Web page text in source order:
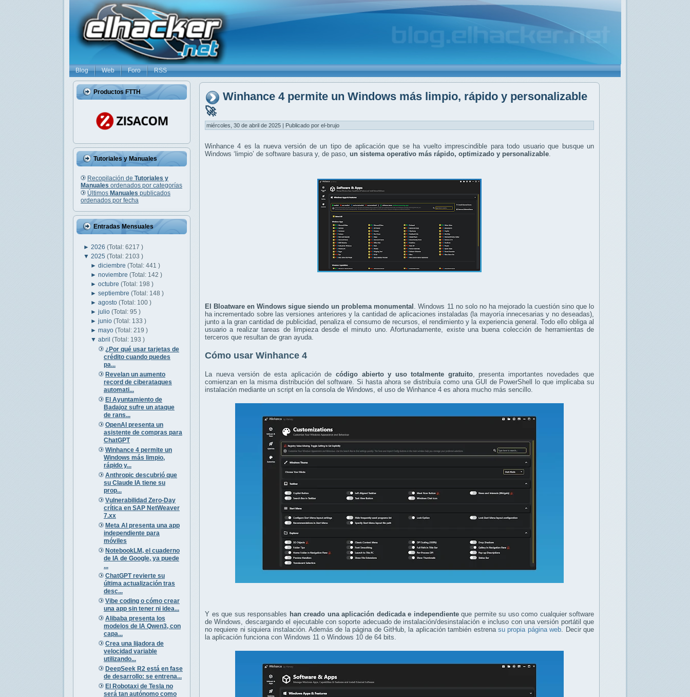
Blog Web Foro RSS
Productos FTTH
Tutoriales y Manuales
Recopilación de Tutoriales y
Manuales ordenados por categorías
Últimos Manuales publicados
ordenados por fecha
Entradas Mensuales
► 2026 (Total: 6217 )
▼ 2025 (Total: 2103 )
►diciembre(Total: 441 )
►noviembre(Total: 142 )
►octubre(Total: 198 )
►septiembre(Total: 148 )
►agosto(Total: 100 )
►julio(Total: 95 )
►junio(Total: 133 )
►mayo(Total: 219 )
▼abril(Total: 193 )
¿Por qué usar tarjetas de
crédito cuando puedes
pa...
Revelan un aumento
record de ciberataques
automati...
El Ayuntamiento de
Badajoz sufre un ataque
de rans...
OpenAI presenta un
asistente de compras para
ChatGPT
Winhance 4 permite un
Windows más limpio,
rápido y...
Anthropic descubrió que
su Claude IA tiene su
prop...
Vulnerabilidad Zero-Day
crítica en SAP NetWeaver
7.xx
Meta AI presenta una app
independiente para
móviles
NotebookLM, el cuaderno
de IA de Google, ya puede
...
ChatGPT revierte su
última actualización tras
desc...
Vibe coding o cómo crear
una app sin tener ni idea...
Alibaba presenta los
modelos de IA Qwen3, con
capa...
Crea una lijadora de
velocidad variable
utilizando...
DeepSeek R2 está en fase
de desarrollo: se entrena...
El Robotaxi de Tesla no
será tan autónomo como
Winhance 4 permite un Windows más limpio, rápido y personalizable
🚀
miércoles, 30 de abril de 2025 | Publicado por el-brujo
Winhance 4 es la nueva versión de un tipo de aplicación que se ha vuelto imprescindible para todo usuario que busque un
Windows ‘limpio’ de software basura y, de paso, un sistema operativo más rápido, optimizado y personalizable
El Bloatware en Windows sigue siendo un problema monumental
. Windows 11 no solo no ha mejorado la cuestión sino que lo
ha incrementado sobre las versiones anteriores y la cantidad de aplicaciones instaladas (la mayoría innecesarias y no deseadas),
junto a la gran cantidad de publicidad, penaliza el consumo de recursos, el rendimiento y la experiencia general. Todo ello obliga al
usuario a realizar tareas de limpieza desde el minuto uno. Afortunadamente, existe una buena colección de herramientas de
terceros que resultan de gran ayuda.
Cómo usar Winhance 4
La nueva versión de esta aplicación de código abierto y uso totalmente gratuito, presenta importantes novedades que
comienzan en la misma distribución del software. Si hasta ahora se distribuía como una GUI de PowerShell lo que implicaba su
instalación mediante un script en la consola de Windows, el uso de Winhance 4 es ahora mucho más sencillo.
Y es que sus responsables han creado una aplicación dedicada e independienteque permite su uso como cualquier software
de Windows, descargando el ejecutable con soporte adecuado de instalación/desinstalación e incluso con una versión portátil que
no requiere ni siquiera instalación. Además de la página de GitHub, la aplicación también estrena su propia página web . Decir que
la aplicación funciona con Windows 11 o Windows 10 de 64 bits.